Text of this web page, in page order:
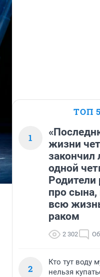
ТОП 5
1
жизни
закончил
одной
Родители
про
всю
раком
2 302
2
Кто тут воду
нельзя